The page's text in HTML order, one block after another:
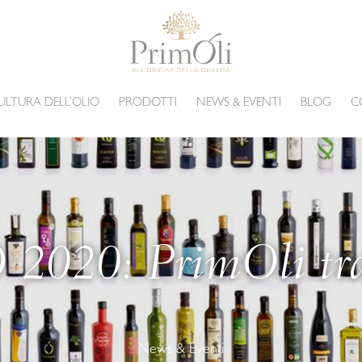
DELL’OLIO PRODOTTI NEWS & EVENTI BLOG
2020: PrimOli
News & Eventi